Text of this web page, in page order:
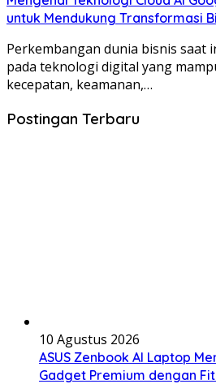
untuk Mendukung Transformasi
Perkembangan dunia bisnis saat
pada teknologi digital yang
kecepatan, keamanan,…
Postingan Terbaru
10 Agustus 2026
ASUS Zenbook AI Laptop
Gadget Premium dengan